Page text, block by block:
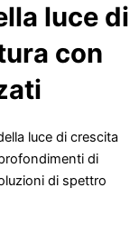
luce di
con
luce di crescita
di
di spettro